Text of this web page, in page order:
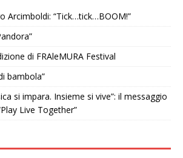
Arcimboldi: “Tick…tick…BOOM!”
di FRAleMURA Festival
bambola”
si impara. Insieme si vive”: il messaggio
Live Together”